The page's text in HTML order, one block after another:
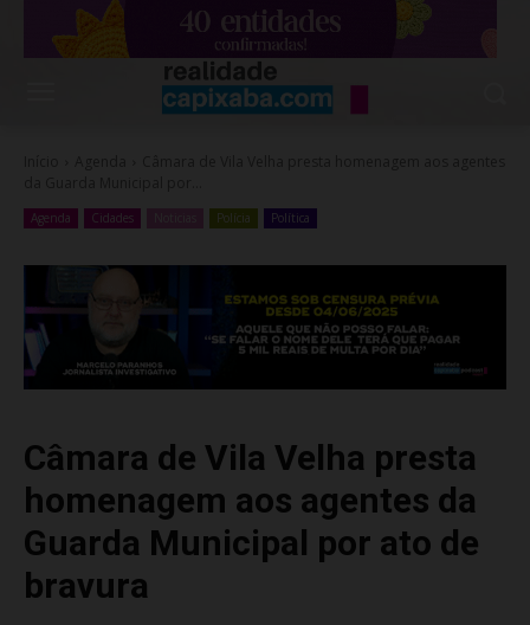
Agenda Cidades Polícia Política
Câmara de Vila Velha presta
homenagem aos agentes da
Guarda Municipal por ato de
bravura